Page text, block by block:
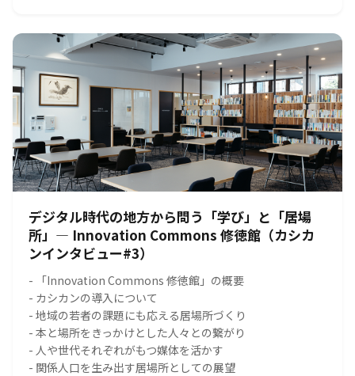
デジタル時代の地方から問う「学び」と「居場
所」― Innovation Commons 修徳館（カシカ
ンインタビュー#3）
- 「Innovation Commons 修徳館」の概要
- カシカンの導入について
- 地域の若者の課題にも応える居場所づくり
- 本と場所をきっかけとした人々との繋がり
- 人や世代それぞれがもつ媒体を活かす
- 関係人口を生み出す居場所としての展望